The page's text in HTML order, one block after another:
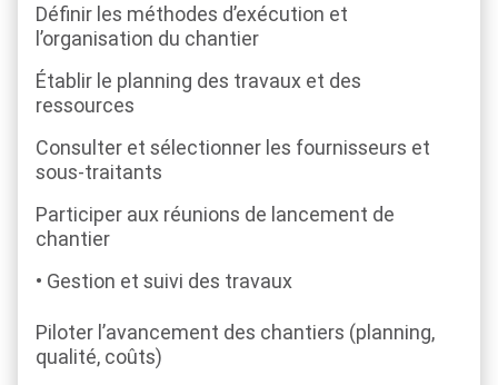
Définir les méthodes d’exécution et
l’organisation du chantier
Établir le planning des travaux et des
ressources
Consulter et sélectionner les fournisseurs et
sous-traitants
Participer aux réunions de lancement de
chantier
Gestion et suivi des travaux
Piloter l’avancement des chantiers (planning,
qualité, coûts)